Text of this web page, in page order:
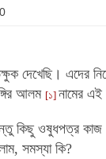
দেখেছি। এদের
আলম [১] নামের
কিছু ওষুধপত্র কাজ
সমস্যা কি?